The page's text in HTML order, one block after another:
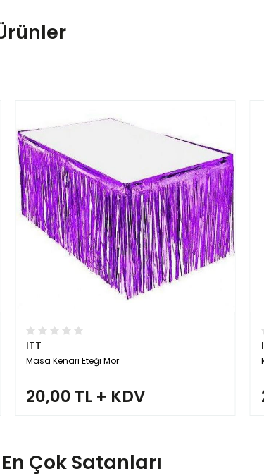
ITT
Masa Kenarı Eteği Kırmızı
20,00 TL + KDV
Çok Satanları